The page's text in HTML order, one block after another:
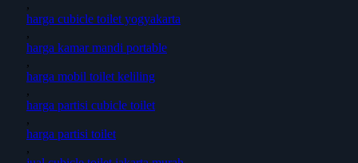
,
harga cubicle toilet yogyakarta
,
harga kamar mandi portable
,
harga mobil toilet keliling
,
harga partisi cubicle toilet
,
harga partisi toilet
,